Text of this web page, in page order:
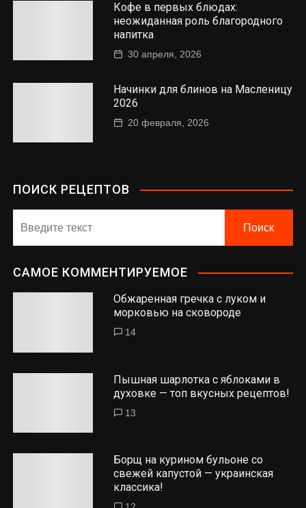
Кофе в первых блюдах:
неожиданная роль благородного
напитка
30 апреля, 2026
Начинки для блинов на Масленицу
2026
20 февраля, 2026
ПОИСК РЕЦЕПТОВ
САМОЕ КОММЕНТИРУЕМОЕ
Обжаренная гречка с луком и
морковью на сковороде
14
Пышная шарлотка с яблоками в
духовке — топ вкусных рецептов!
13
Борщ на курином бульоне со
свежей капустой — украинская
классика!